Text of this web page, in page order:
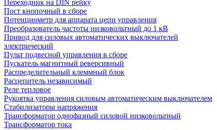
Переходник на DIN рейку
Пост кнопочный в сборе
Потенциометр для аппарата цепи управления
Преобразователь частоты низковольтный до 1 кВ
Привод для силовых автоматических выключателей
электрический
Пульт подвесной управления в сборе
Пускатель магнитный реверсивный
Распределительный клеммный блок
Расцепитель независимый
Реле тепловое
Рукоятка управления силовым автоматическим выключателем
Стабилизаторы напряжения
Трансформатор однофазный силовой низковольтный
Трансформатор тока